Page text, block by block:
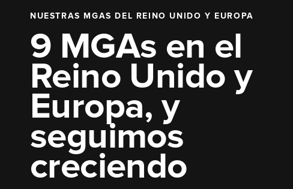
NUESTRAS MGAS DEL REINO UNIDO Y EUROPA
9 MGAs en el
Reino Unido y
Europa, y
seguimos
creciendo